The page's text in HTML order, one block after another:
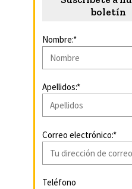
boletín
Nombre:*
Apellidos:*
Correo electrónico:*
Teléfono